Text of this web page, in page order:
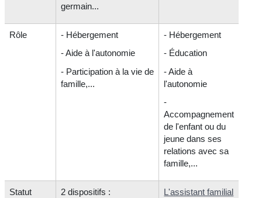
germain...
Rôle
- Hébergement
- Aide à l'autonomie
- Participation à la vie de
famille,...
- Hébergement
- Éducation
- Aide à
l'autonomie
-
Accompagnement
de l'enfant ou du
jeune dans ses
relations avec sa
famille,...
Statut
2 dispositifs :
L'assistant familial